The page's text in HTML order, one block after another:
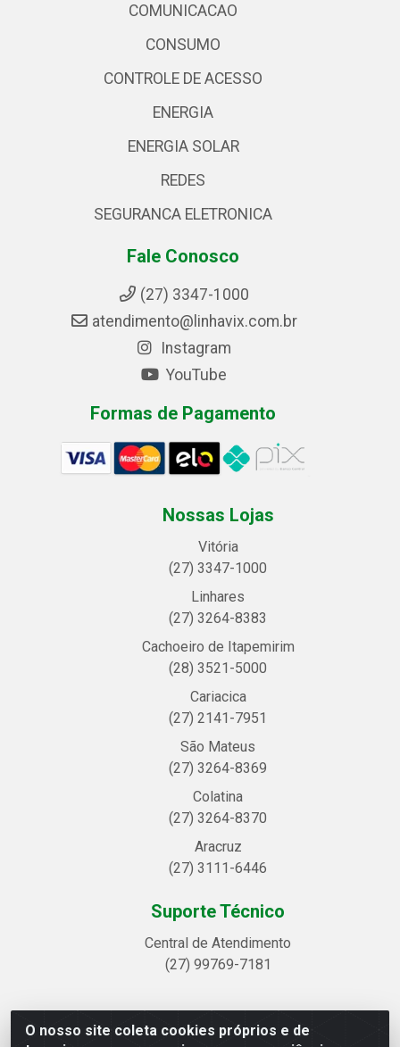
O nosso site coleta cookies próprios e de
COMUNICACAO
CONSUMO
CONTROLE DE ACESSO
ENERGIA
ENERGIA SOLAR
REDES
SEGURANCA ELETRONICA
Fale Conosco
(27) 3347-1000
atendimento@linhavix.com.br
Instagram
YouTube
Formas de Pagamento
Nossas Lojas
Vitória
(27) 3347-1000
Linhares
(27) 3264-8383
Cachoeiro de Itapemirim
(28) 3521-5000
Cariacica
(27) 2141-7951
São Mateus
(27) 3264-8369
Colatina
(27) 3264-8370
Aracruz
(27) 3111-6446
Suporte Técnico
Central de Atendimento
(27) 99769-7181
Linhavix Distribuidora LTDA - Avenida Alegre, 2521 -